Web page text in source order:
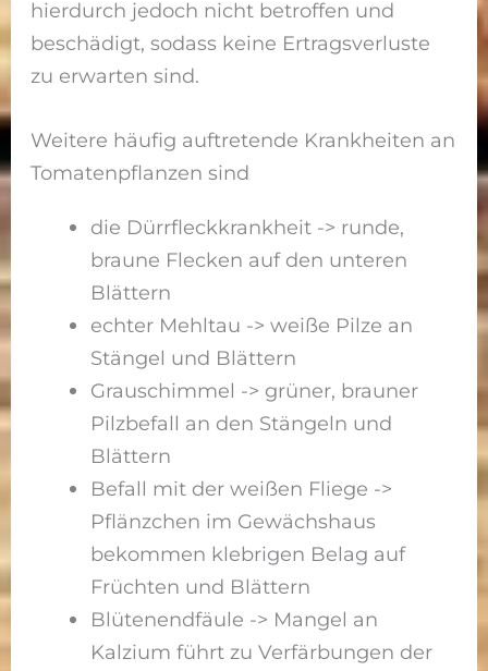
hierdurch jedoch nicht betroffen und
beschädigt, sodass keine Ertragsverluste
zu erwarten sind.
Weitere häufig auftretende Krankheiten an
Tomatenpflanzen sind
die Dürrfleckkrankheit -> runde,
braune Flecken auf den unteren
Blättern
echter Mehltau -> weiße Pilze an
Stängel und Blättern
Grauschimmel -> grüner, brauner
Pilzbefall an den Stängeln und
Blättern
Befall mit der weißen Fliege ->
Pflänzchen im Gewächshaus
bekommen klebrigen Belag auf
Früchten und Blättern
Blütenendfäule -> Mangel an
Kalzium führt zu Verfärbungen der